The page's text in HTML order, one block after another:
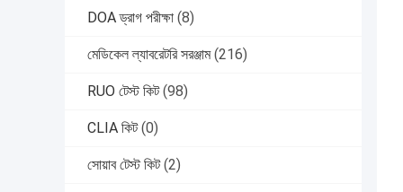
DOA ড্রাগ পরীক্ষা (8)
মেডিকেল ল্যাবরেটরি সরঞ্জাম (216)
RUO টেস্ট কিট (98)
CLIA কিট (0)
সোয়াব টেস্ট কিট (2)